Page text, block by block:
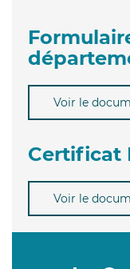
Voir le
Certificat
Voir le